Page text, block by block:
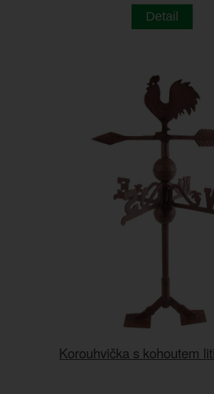
Detail
Korouhvička s kohoutem